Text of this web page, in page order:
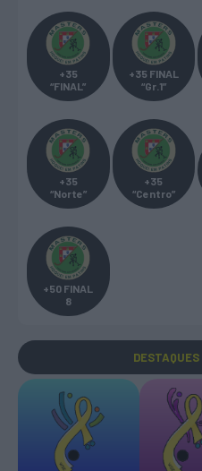
+35
“FINAL”
+35 FINAL
“Gr.1”
+35
“Norte”
+35
“Centro”
+50 FINAL
8
DESTAQUES